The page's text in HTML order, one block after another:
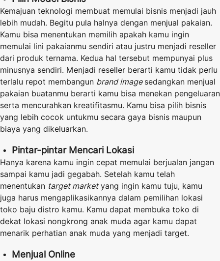
Kemajuan teknologi membuat memulai bisnis menjadi jauh
lebih mudah. Begitu pula halnya dengan menjual pakaian.
Kamu bisa menentukan memilih apakah kamu ingin
memulai lini pakaianmu sendiri atau justru menjadi reseller
dari produk ternama. Kedua hal tersebut mempunyai plus
minusnya sendiri. Menjadi reseller berarti kamu tidak perlu
terlalu repot membangun brand image sedangkan menjual
pakaian buatanmu berarti kamu bisa menekan pengeluaran
serta mencurahkan kreatifitasmu. Kamu bisa pilih bisnis
yang lebih cocok untukmu secara gaya bisnis maupun
biaya yang dikeluarkan.
Pintar-pintar Mencari Lokasi
Hanya karena kamu ingin cepat memulai berjualan jangan
sampai kamu jadi gegabah. Setelah kamu telah
menentukan target marketyang ingin kamu tuju, kamu
juga harus mengaplikasikannya dalam pemilihan lokasi
toko baju distro kamu. Kamu dapat membuka toko di
dekat lokasi nongkrong anak muda agar kamu dapat
menarik perhatian anak muda yang menjadi target.
Menjual Online